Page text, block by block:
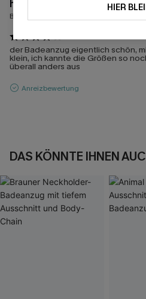
h****r
Bestellte Größen:
der Badeanzug eigentlich schön,
klein, ich kannte die Größen so
überall anders aus
Anreizbewertung
DAS KÖNNTE IHNEN
HIER